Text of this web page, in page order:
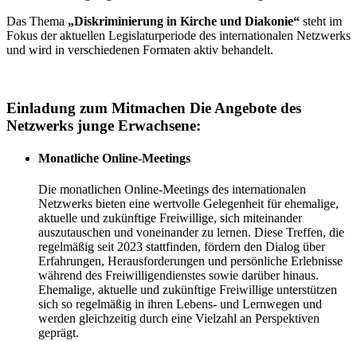
Das Thema „Diskriminierung in Kirche und Diakonie“ steht im
Fokus der aktuellen Legislaturperiode des internationalen Netzwerks
und wird in verschiedenen Formaten aktiv behandelt.
Einladung zum Mitmachen Die Angebote des
Netzwerks junge Erwachsene:
Monatliche Online-Meetings
Die monatlichen Online-Meetings des internationalen
Netzwerks bieten eine wertvolle Gelegenheit für ehemalige,
aktuelle und zukünftige Freiwillige, sich miteinander
auszutauschen und voneinander zu lernen. Diese Treffen, die
regelmäßig seit 2023 stattfinden, fördern den Dialog über
Erfahrungen, Herausforderungen und persönliche Erlebnisse
während des Freiwilligendienstes sowie darüber hinaus.
Ehemalige, aktuelle und zukünftige Freiwillige unterstützen
sich so regelmäßig in ihren Lebens- und Lernwegen und
werden gleichzeitig durch eine Vielzahl an Perspektiven
geprägt.